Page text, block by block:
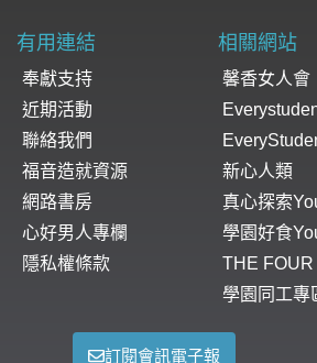
有用連結 相關網站
奉獻支持
近期活動
聯絡我們
福音造就資源
網路書房
心好男人專欄
隱私權條款
馨香女人會
新心人類
真心探索
學園好食
THE FOUR
學園同工專
訂閱會訊電子報